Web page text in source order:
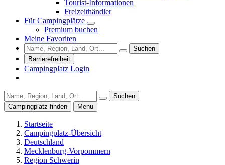
Tourist-Informationen
Freizeithändler
Für Campingplätze
Premium buchen
Meine Favoriten
Suchen
Barrierefreiheit
Campingplatz Login
Suchen
Campingplatz finden
Menu
Startseite
Campingplatz-Übersicht
Deutschland
Mecklenburg-Vorpommern
Region Schwerin